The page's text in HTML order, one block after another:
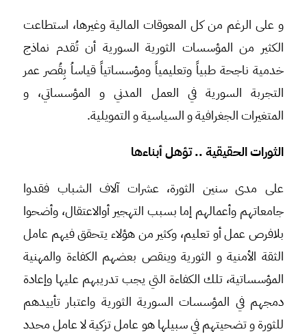
و على الرغم من كل المعوقات المالية وغيرها، استطاعت
الكثير من المؤسسات الثورية السورية أن تُقدم نماذج
خدمية ناجحة طبياً وتعليمياً ومؤسساتياً قياساُ بِقُصر عمر
التجربة السورية في العمل المدني و المؤسساتي، و
المتغيرات الجغرافية و السياسية و التمويلية.
الثورات الحقيقية .. تؤهل أبناءها
على مدى سنين الثورة، عشرات آلاف الشباب فقدوا
جامعاتهم وأعمالهم إما بسبب التهجير أوالاعتقال، وأضحوا
بلافرص عمل أو تعليم، وكثير من هؤلاء يتحقق فيهم عامل
الثقة الأمنية و الثورية وينقص بعضهم الكفاءة والمهنية
المؤسساتية، تلك الكفاءة التي يجب تدريبهم عليها وإعادة
دمجهم في المؤسسات السورية الثورية واعتبار تأييدهم
للثورة و تضحيتهم في سبيلها هو عامل تزكية لا عامل محدد